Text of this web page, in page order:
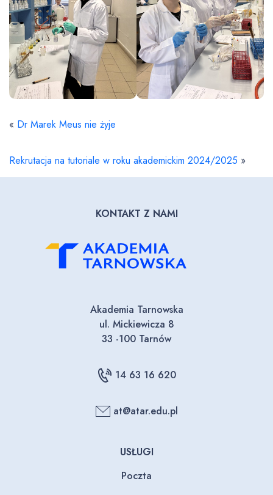
« Dr Marek Meus nie żyje
Rekrutacja na tutoriale w roku akademickim 2024/2025 »
KONTAKT Z NAMI
Akademia Tarnowska
ul. Mickiewicza 8
33 -100 Tarnów
14 63 16 620
at@atar.edu.pl
USŁUGI
Poczta